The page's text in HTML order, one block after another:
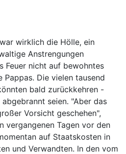
wirklich die Hölle, ein
Anstrengungen
Feuer nicht auf bewohntes
Die vielen tausend
bald zurückkehren -
seien. "Aber das
Vorsicht geschehen",
vergangenen Tagen vor den
auf Staatskosten in
und Verwandten. In den vom